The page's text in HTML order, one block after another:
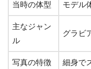
当時の体型 モデル
主なジャン
ル
グラビ
写真の特徴 細身で